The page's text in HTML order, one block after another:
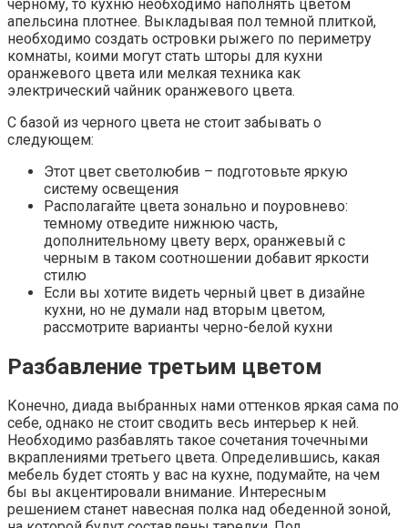
черному, то кухню необходимо наполнять цветом
апельсина плотнее. Выкладывая пол темной плиткой,
необходимо создать островки рыжего по периметру
комнаты, коими могут стать шторы для кухни
оранжевого цвета или мелкая техника как
электрический чайник оранжевого цвета.
С базой из черного цвета не стоит забывать о
следующем:
Этот цвет светолюбив – подготовьте яркую
систему освещения
Располагайте цвета зонально и поуровнево:
темному отведите нижнюю часть,
дополнительному цвету верх, оранжевый с
черным в таком соотношении добавит яркости
стилю
Если вы хотите видеть черный цвет в дизайне
кухни, но не думали над вторым цветом,
рассмотрите варианты черно-белой кухни
Разбавление третьим цветом
Конечно, диада выбранных нами оттенков яркая сама по
себе, однако не стоит сводить весь интерьер к ней.
Необходимо разбавлять такое сочетания точечными
вкраплениями третьего цвета. Определившись, какая
мебель будет стоять у вас на кухне, подумайте, на чем
бы вы акцентировали внимание. Интересным
решением станет навесная полка над обеденной зоной,